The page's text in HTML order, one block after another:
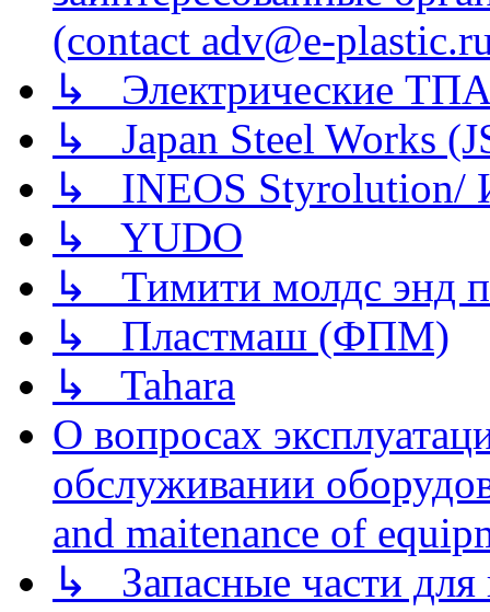
(contact adv@e-
↳ Электрические
↳ Japan Steel Works
↳ INEOS
↳ YUDO
↳ Тимити молдс энд
↳ Пластмаш (ФПМ)
↳ Tahara
О вопросах
обслуживании
and maitenance of
↳ Запасные части для